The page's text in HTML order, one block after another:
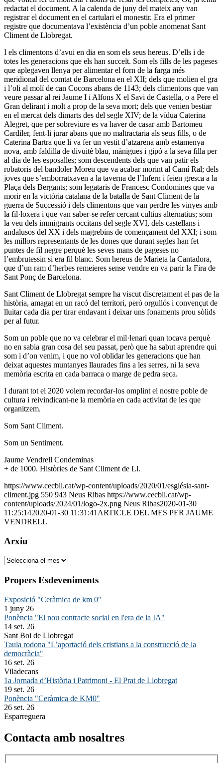
redactat el document. A la calenda de juny del mateix any van
registrar el document en el cartulari el monestir. Era el primer
registre que documentava l’existència d’un poble anomenat Sant
Climent de Llobregat.
I els climentons d’avui en dia en som els seus hereus. D’ells i de
totes les generacions que els han succeït. Som els fills de les pageses
que aplegaven llenya per alimentar el forn de la farga més
meridional del comtat de Barcelona en el XII; dels que molien el gra
i l’oli al molí de can Cocons abans de 1143; dels climentons que van
veure passar al rei Jaume I i Alfons X el Savi de Castella, o a Pere el
Gran delirant i molt a prop de la seva mort; dels que venien bestiar
en el mercat dels dimarts des del segle XIV; de la vídua Caterina
Alegret, que per sobreviure es va haver de casar amb Bartomeu
Cardiler, fent-li jurar abans que no maltractaria als seus fills, o de
Caterina Bartra que li va fer un vestit d’atzarena amb estamenya
nova, amb faldilla de divuitè blau, mànigues i gipó a la seva filla per
al dia de les esposalles; som descendents dels que van patir els
robatoris del bandoler Moreu que va acabar morint al Camí Ral; dels
joves que s’emborratxaven a la taverna de l’Infern i feien gresca a la
Plaça dels Bergants; som legataris de Francesc Condomines que va
morir en la victòria catalana de la batalla de Sant Climent de la
guerra de Successió i dels climentons que van perdre les vinyes amb
la fil·loxera i que van saber-se refer cercant cultius alternatius; som
la veu dels immigrants occitans del segle XVI, dels castellans i
andalusos del XX i dels magrebins de començament del XXI; i som
les millors representants de les dones que durant segles han fet
puntes de fil negre perquè les seves mans de pageses no
l’embrutessin si era fil blanc. Som hereus de Marieta la Cantadora,
que d’un ram d’herbes remeieres sense vendre en va parir la Fira de
Sant Ponç de Barcelona.
Sant Climent de Llobregat sempre ha viscut discretament el pas de la
història, amagat en un racó del territori, però orgullós i convençut de
lluitar cada dia per tirar endavant i deixar uns fonaments prou sòlids
per al futur.
Som un poble que no va celebrar el mil·lenari quan tocava perquè
no en sabia gran cosa del seu passat, però que ha sabut aprendre qui
som i d’on venim, i que no vol oblidar les generacions que han
deixat aquestes muntanyes llaurades fins a les serres, ni la seva
memòria escrita en cada barraca o marge de pedra seca.
I durant tot el 2020 volem recordar-los omplint el nostre poble de
cultura i reivindicant-ne la memòria en cada activitat de les que
organitzem.
Som Sant Climent.
Som un Sentiment.
Jaume Vendrell Condeminas
+ de 1000. Històries de Sant Climent de Ll.
https://www.cecbll.cat/wp-content/uploads/2020/01/església-sant-
climent.jpg 550 943 Neus Ribas https://www.cecbll.cat/wp-
content/uploads/2024/01/logo-2x.png Neus Ribas2020-01-30
11:25:142020-01-30 11:31:41 ARTICLE DEL MES PER JAUME
VENDRELL
Arxiu
Arxiu
Propers Esdeveniments
Exposició "Ceràmica de km 0"
1 juny 26
Ponència "El nou contracte social en l'era de la IA"
14 set. 26
Sant Boi de Llobregat
Taula rodona "L’aportació dels cristians a la construcció de la
democràcia"
16 set. 26
Viladecans
1a Jornada d’Història i Patrimoni - El Prat de Llobregat
19 set. 26
Ponència "Ceràmica de KM0"
26 set. 26
Esparreguera
Contacta amb nosaltres